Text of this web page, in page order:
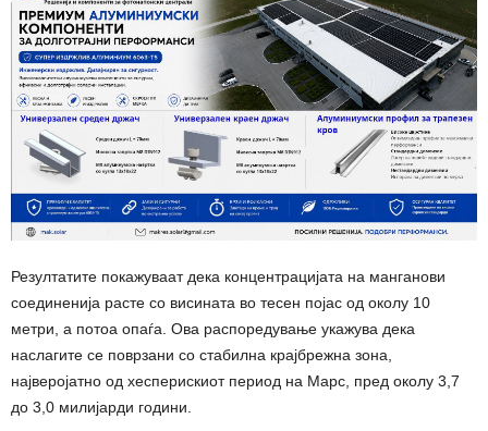
Резултатите покажуваат дека концентрацијата на манганови
соединенија расте со висината во тесен појас од околу 10
метри, а потоа опаѓа. Ова распоредување укажува дека
наслагите се поврзани со стабилна крајбрежна зона,
најверојатно од хесперискиот период на Марс, пред околу 3,7
до 3,0 милијарди години.